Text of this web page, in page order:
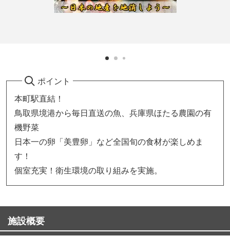
ポイント
本町駅直結！
鳥取県境港から毎日直送の魚、兵庫県ほたる農園の有
機野菜
日本一の卵「美豊卵」など全国旬の食材が楽しめま
す！
個室充実！衛生環境の取り組みを実施。
施設概要